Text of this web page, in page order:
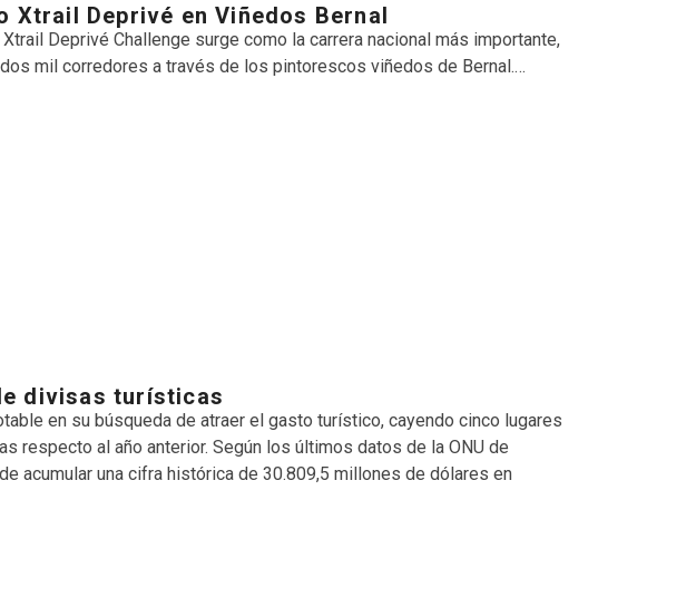
Xtrail Deprivé en Viñedos Bernal
Deprivé Challenge surge como la carrera nacional más importante,
mil corredores a través de los pintorescos viñedos de Bernal.…
divisas turísticas
en su búsqueda de atraer el gasto turístico, cayendo cinco lugares
respecto al año anterior. Según los últimos datos de la ONU de
acumular una cifra histórica de 30.809,5 millones de dólares en